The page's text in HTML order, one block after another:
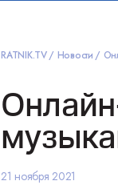
RATNIK.TV Новости
21 ноября 2021